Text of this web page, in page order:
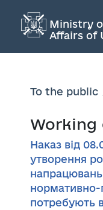
Ministry
Affairs of
To the public
Working
Наказ від
утворення
нормативно-
потребують